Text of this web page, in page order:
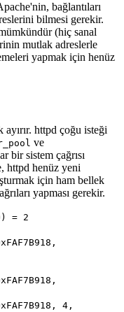
bağlantıları
bilmesi gerekir.
(hiç sanal
mutlak adreslerle
yapmak için henüz
ayırır. httpd çoğu isteği
ve
bir sistem çağrısı
httpd henüz yeni
için ham bellek
yapması gerekir.
= 2
4,